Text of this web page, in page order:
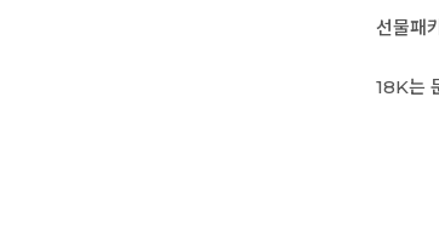
선물패
18K는